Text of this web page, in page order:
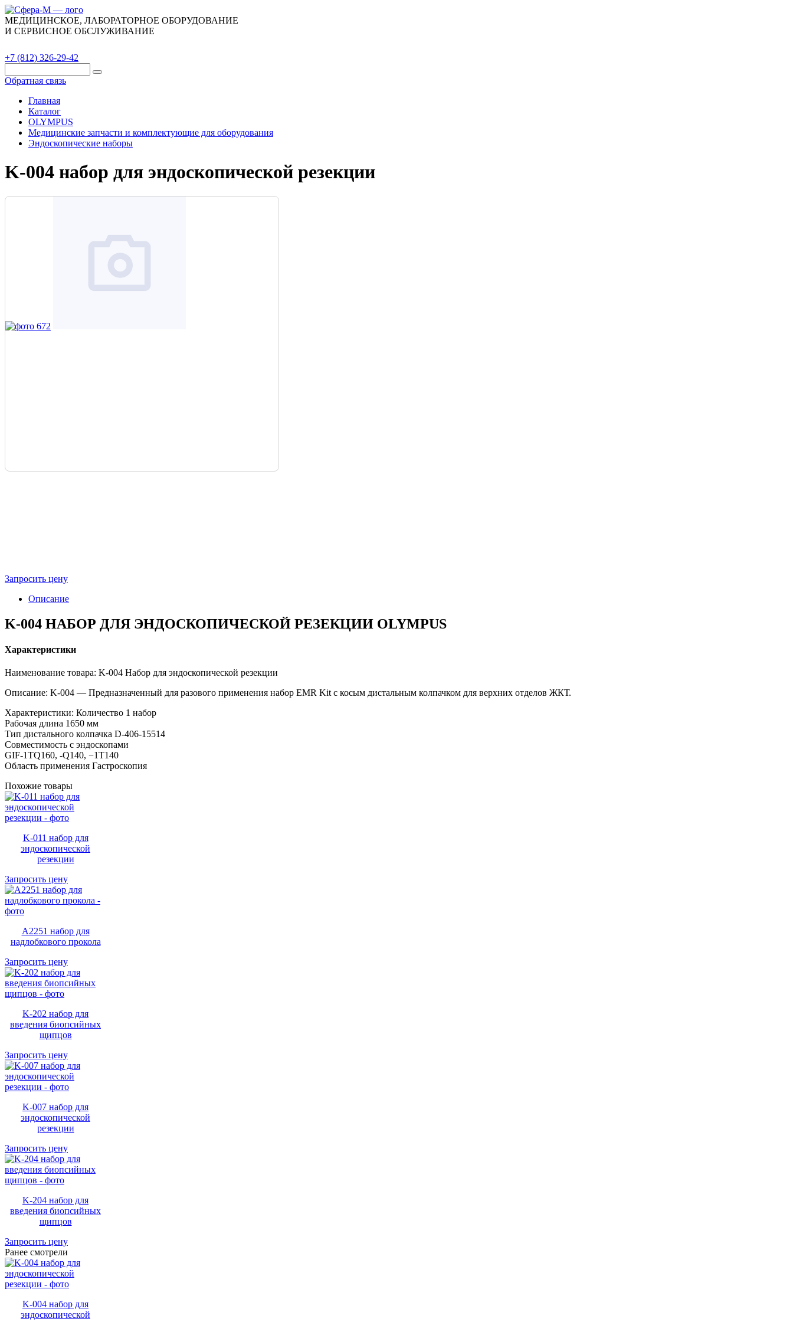
МЕДИЦИНСКОЕ, ЛАБОРАТОРНОЕ ОБОРУДОВАНИЕ
И СЕРВИСНОЕ ОБСЛУЖИВАНИЕ
+7 (812) 326-29-42
Обратная связь
Главная
Каталог
OLYMPUS
Медицинские запчасти и комплектующие для оборудования
Эндоскопические наборы
K-004 набор для эндоскопической резекции
Запросить цену
Описание
K-004 НАБОР ДЛЯ ЭНДОСКОПИЧЕСКОЙ РЕЗЕКЦИИ OLYMPUS
Характеристики
Наименование товара: K-004 Набор для эндоскопической резекции
Описание: K-004 — Предназначенный для разового применения набор EMR Kit с косым дистальным колпачком для верхних отделов ЖКТ.
Характеристики: Количество 1 набор
Рабочая длина 1650 мм
Тип дистального колпачка D-406-15514
Совместимость с эндоскопами
GIF-1TQ160, -Q140, −1T140
Область применения Гастроскопия
Похожие товары
K-011 набор для
эндоскопической
резекции
Запросить цену
A2251 набор для
надлобкового прокола
Запросить цену
K-202 набор для
введения биопсийных
щипцов
Запросить цену
K-007 набор для
эндоскопической
резекции
Запросить цену
K-204 набор для
введения биопсийных
щипцов
Запросить цену
Ранее смотрели
K-004 набор для
эндоскопической